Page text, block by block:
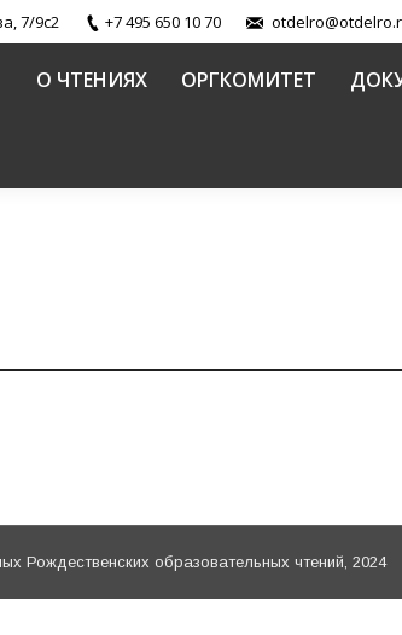
7/9с2 +7 495 650 10 70
О ЧТЕНИЯХ ОРГКОМИТЕТ
образовательных чтений, 2024